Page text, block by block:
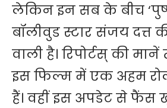
लेकिन इन सब के बीच
बॉलीवुड स्टार संजय दत्त
वाली है। रिपोर्टस् की
इस फिल्म में एक अहम
हैं। वहीं इस अपडेट से फैंस